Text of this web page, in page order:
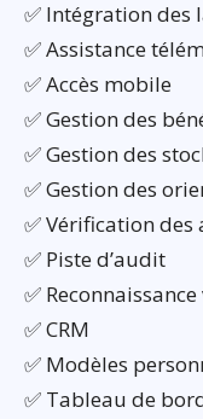
✅ Intégration des
✅ Assistance
✅ Accès mobile
✅ Gestion des
✅ Gestion des
✅ Gestion des
✅ Vérification des
✅ Piste d’audit
✅
✅ CRM
✅ Modèles
✅ Tableau de